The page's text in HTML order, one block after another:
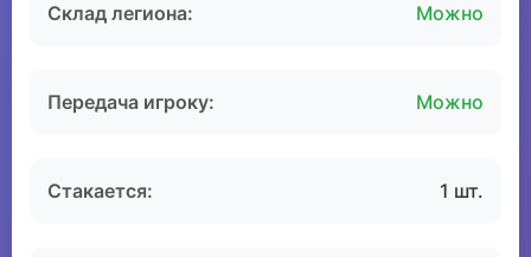
Склад легиона: Можно
Передача игроку: Можно
Стакается: 1 шт.